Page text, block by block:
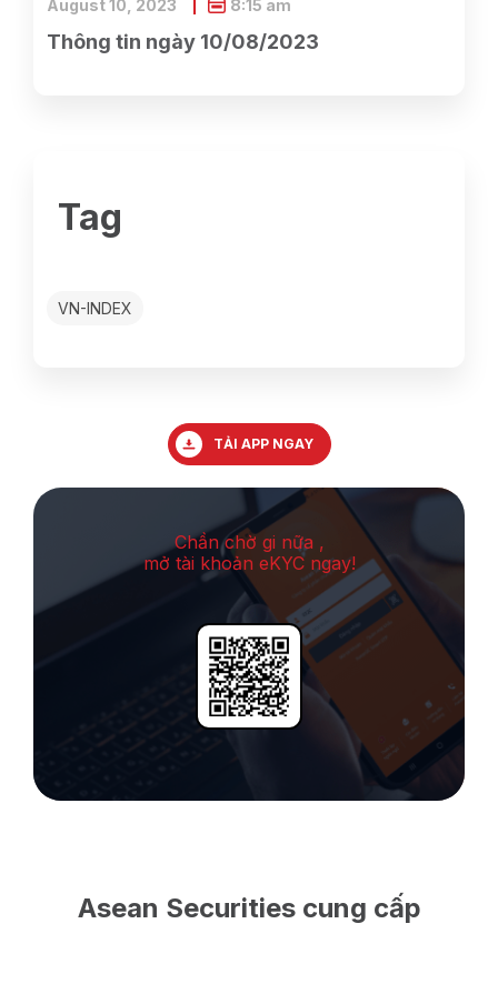
Thông tin ngày 10/08/2023
August 10, 2023 8:15 am
Tag
VN-INDEX
TẢI APP NGAY
Chần chờ gi nữa ,
mở tài khoản eKYC ngay!
Asean Securities cung cấp